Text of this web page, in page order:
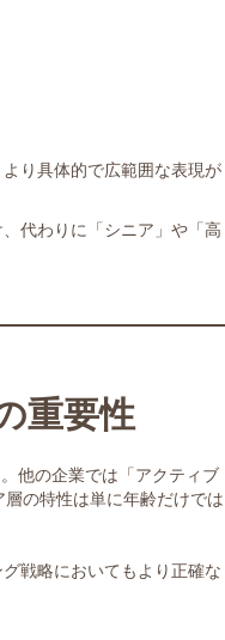
り具体的で広範囲な表現が
代わりに「シニア」や「高
重要性
他の企業では「アクティブ
の特性は単に年齢だけでは
戦略においてもより正確な